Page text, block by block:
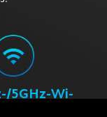
5GHz-Wi-